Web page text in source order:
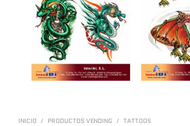
INICIO / PRODUCTOS VENDING / TATTOOS